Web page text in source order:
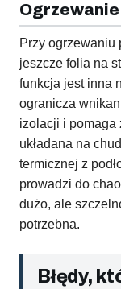
Przy ogrzewaniu
jeszcze folia na
funkcja jest inna
ogranicza
izolacji i pomaga
układana na
termicznej z
prowadzi do
dużo, ale
potrzebna.
Błędy,